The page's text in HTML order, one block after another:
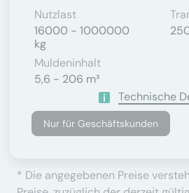
Nutzlast
16000 - 1000000
kg
Muldeninhalt
5,6 - 206 m³
Technische
Nur für Geschäftskunden
* Die angegebenen Preise